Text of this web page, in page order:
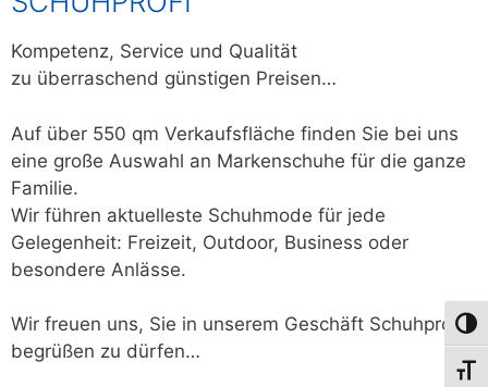
Kompetenz, Service und Qualität
zu überraschend günstigen Preisen…
Auf über 550 qm Verkaufsfläche finden Sie bei uns
eine große Auswahl an Markenschuhe für die ganze
Familie.
Wir führen aktuelleste Schuhmode für jede
Gelegenheit: Freizeit, Outdoor, Business oder
besondere Anlässe.
Wir freuen uns, Sie in unserem Geschäft Schuhprofi
begrüßen zu dürfen…